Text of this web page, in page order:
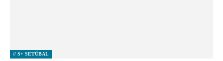
// S+ SETÚBAL